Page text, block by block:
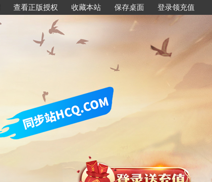
查看正版授权 收藏本站 保存桌面 登录领充值